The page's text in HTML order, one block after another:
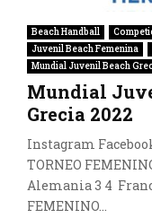
Beach Handball
Juvenil Beach Femenina
Mundial Juvenil Beach
Mundial
Grecia 2022
Instagram
TORNEO
Alemania 3 4
FEMENINO...